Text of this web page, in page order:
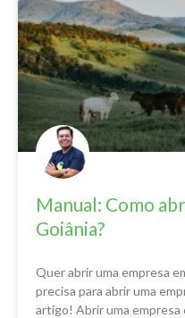
Manual: Como
Goiânia?
Quer abrir uma empresa
precisa para abrir uma
artigo! Abrir uma empresa